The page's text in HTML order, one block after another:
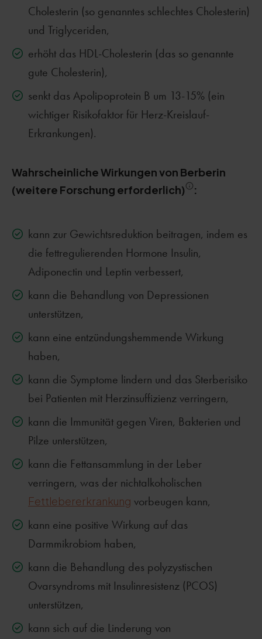
Cholesterin (so genanntes schlechtes Cholesterin)
und Triglyceriden,
erhöht das HDL-Cholesterin (das so genannte
gute Cholesterin),
senkt das Apolipoprotein B um 13-15% (ein
wichtiger Risikofaktor für Herz-Kreislauf-
Erkrankungen).
Wahrscheinliche Wirkungen von Berberin
(weitere Forschung erforderlich)
:
kann zur Gewichtsreduktion beitragen, indem es
die fettregulierenden Hormone Insulin,
Adiponectin und Leptin verbessert,
kann die Behandlung von Depressionen
unterstützen,
kann eine entzündungshemmende Wirkung
haben,
kann die Symptome lindern und das Sterberisiko
bei Patienten mit Herzinsuffizienz verringern,
kann die Immunität gegen Viren, Bakterien und
Pilze unterstützen,
kann die Fettansammlung in der Leber
verringern, was der nichtalkoholischen
Fettlebererkrankung vorbeugen kann,
kann eine positive Wirkung auf das
Darmmikrobiom haben,
kann die Behandlung des polyzystischen
Ovarsyndroms mit Insulinresistenz (PCOS)
unterstützen,
kann sich auf die Linderung von